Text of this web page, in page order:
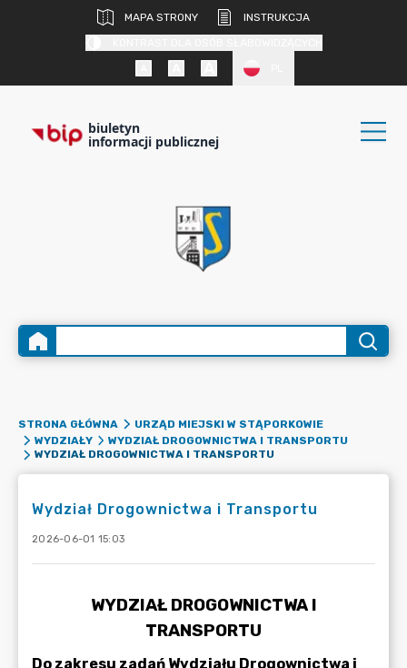
MAPA STRONY
INSTRUKCJA
biuletyn
informacji publicznej
STRONA GŁÓWNA
URZĄD MIEJSKI W STĄPORKOWIE
WYDZIAŁY
WYDZIAŁ DROGOWNICTWA I TRANSPORTU
WYDZIAŁ DROGOWNICTWA I TRANSPORTU
Wydział Drogownictwa i Transportu
2026-06-01 15:03